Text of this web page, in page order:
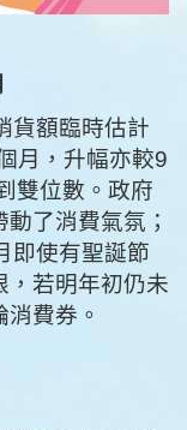
貨額臨時估計
月，升幅亦較9
雙位數。政府
了消費氣氛；
即使有聖誕節
，若明年初仍未
費券。